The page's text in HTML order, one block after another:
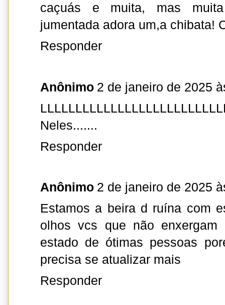
caçuás e muita, mas
jumentada adora um,a chibata!
Responder
Anônimo 2 de janeiro de 2025
Neles.......
Responder
Anônimo 2 de janeiro de 2025
Estamos a beira d ruína com
olhos vcs que não enxergam
estado de ótimas pessoas
precisa se atualizar mais
Responder